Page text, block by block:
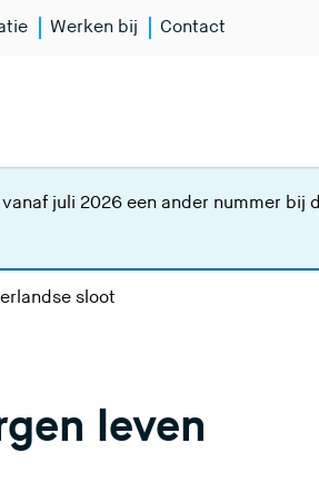
Werken bij Contact
juli 2026 een ander nummer
sloot
leven